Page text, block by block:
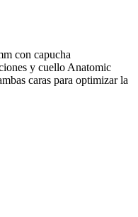
con capucha
y cuello Anatomic
caras para optimizar la